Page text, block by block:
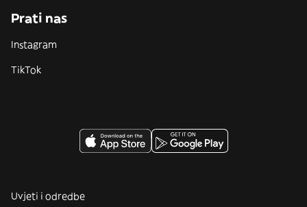
Prati nas
Instagram
TikTok
Uvjeti i odredbe